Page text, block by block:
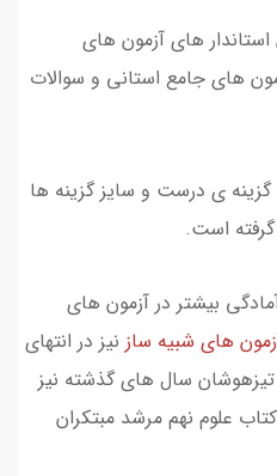
های آزمون های
های جامع استانی و سوالات
گزینه ی درست و سایز گزینه ها
است.
بیشتر در آزمون های
های شبیه ساز نیز در انتهای
سال های گذشته نیز
علوم نهم مرشد مبتکران